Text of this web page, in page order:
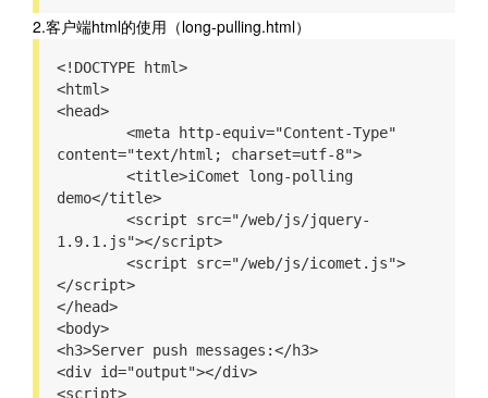
2.客户端html的使用（long-pulling.html）
<!DOCTYPE html>
<html>
<head>
content="text/html; charset=utf-8">
demo</title>
1.9.1.js"></script>
</script>
</head>
<body>
<h3>Server push messages:</h3>
<div id="output"></div>
<script>